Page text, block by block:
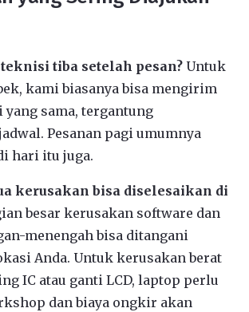
tiba setelah pesan? Untuk
kami biasanya bisa mengirim
sama, tergantung
Pesanan pagi umumnya
hari itu juga.
kerusakan bisa diselesaikan di
besar kerusakan software dan
menengah bisa ditangani
Anda. Untuk kerusakan berat
IC atau ganti LCD, laptop perlu
dan biaya ongkir akan